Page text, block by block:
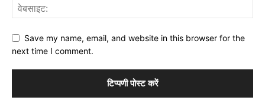
Save my name, email, and website in this browser for the
next time I comment.